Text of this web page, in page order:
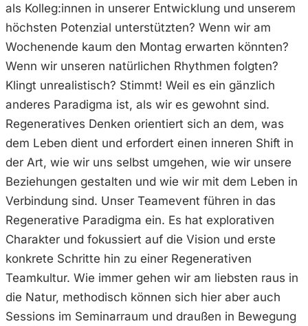
als Kolleg:innen in unserer Entwicklung und unserem
höchsten Potenzial unterstützten? Wenn wir am
Wochenende kaum den Montag erwarten könnten?
Wenn wir unseren natürlichen Rhythmen folgten?
Klingt unrealistisch? Stimmt! Weil es ein gänzlich
anderes Paradigma ist, als wir es gewohnt sind.
Regeneratives Denken orientiert sich an dem, was
dem Leben dient und erfordert einen inneren Shift in
der Art, wie wir uns selbst umgehen, wie wir unsere
Beziehungen gestalten und wie wir mit dem Leben in
Verbindung sind. Unser Teamevent führen in das
Regenerative Paradigma ein. Es hat explorativen
Charakter und fokussiert auf die Vision und erste
konkrete Schritte hin zu einer Regenerativen
Teamkultur. Wie immer gehen wir am liebsten raus in
die Natur, methodisch können sich hier aber auch
Sessions im Seminarraum und draußen in Bewegung